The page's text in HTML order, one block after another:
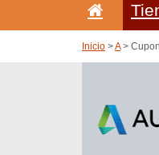
Inicio >A>